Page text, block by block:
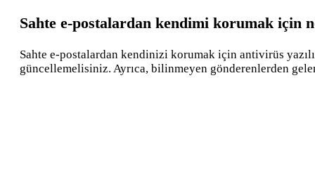
Sahte e-postalardan kendimi korumak için
Sahte e-postalardan kendinizi korumak için antivirüs
güncellemelisiniz. Ayrıca, bilinmeyen gönderenlerden